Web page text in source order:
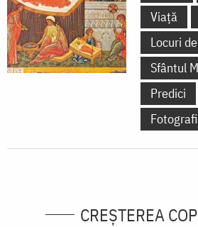
Viață
Locuri
Sfântul
Predici
CREŞTEREA